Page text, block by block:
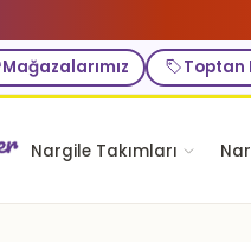
Mağazalarımız Toptan
Nargile Takımları